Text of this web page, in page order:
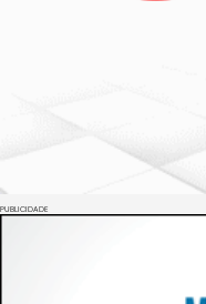
PUBLICIDADE